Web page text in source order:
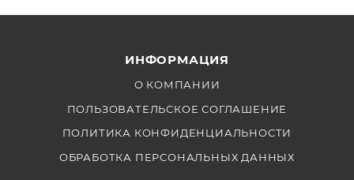
ИНФОРМАЦИЯ
О КОМПАНИИ
ПОЛЬЗОВАТЕЛЬСКОЕ СОГЛАШЕНИЕ
ПОЛИТИКА КОНФИДЕНЦИАЛЬНОСТИ
ОБРАБОТКА ПЕРСОНАЛЬНЫХ ДАННЫХ